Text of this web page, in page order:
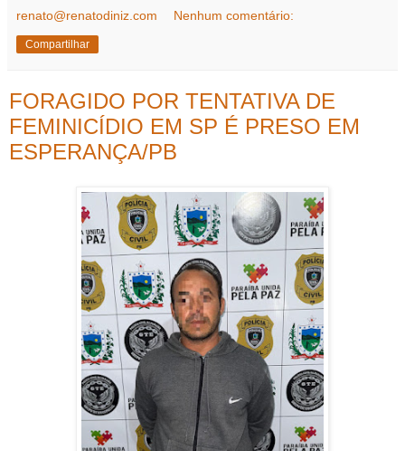
renato@renatodiniz.com Nenhum comentário:
Compartilhar
FORAGIDO POR TENTATIVA DE
FEMINICÍDIO EM SP É PRESO EM
ESPERANÇA/PB